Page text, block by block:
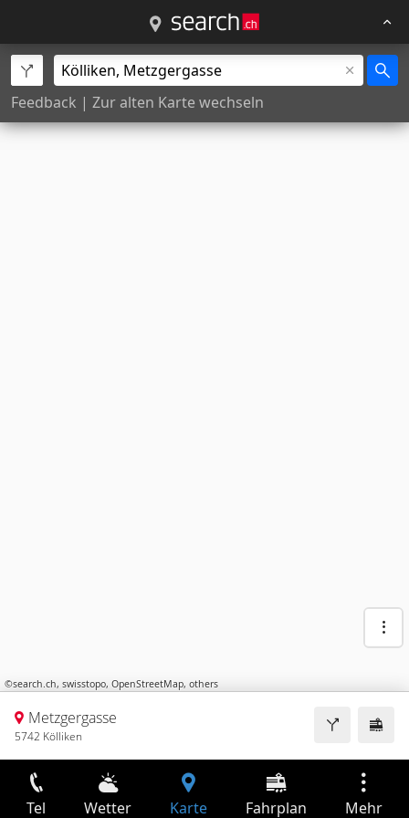
Feedback | Zur alten Karte wechseln
©search.ch, swisstopo, OpenStreetMap, others
Metzgergasse
5742 Kölliken
Tel Wetter Karte Fahrplan Mehr